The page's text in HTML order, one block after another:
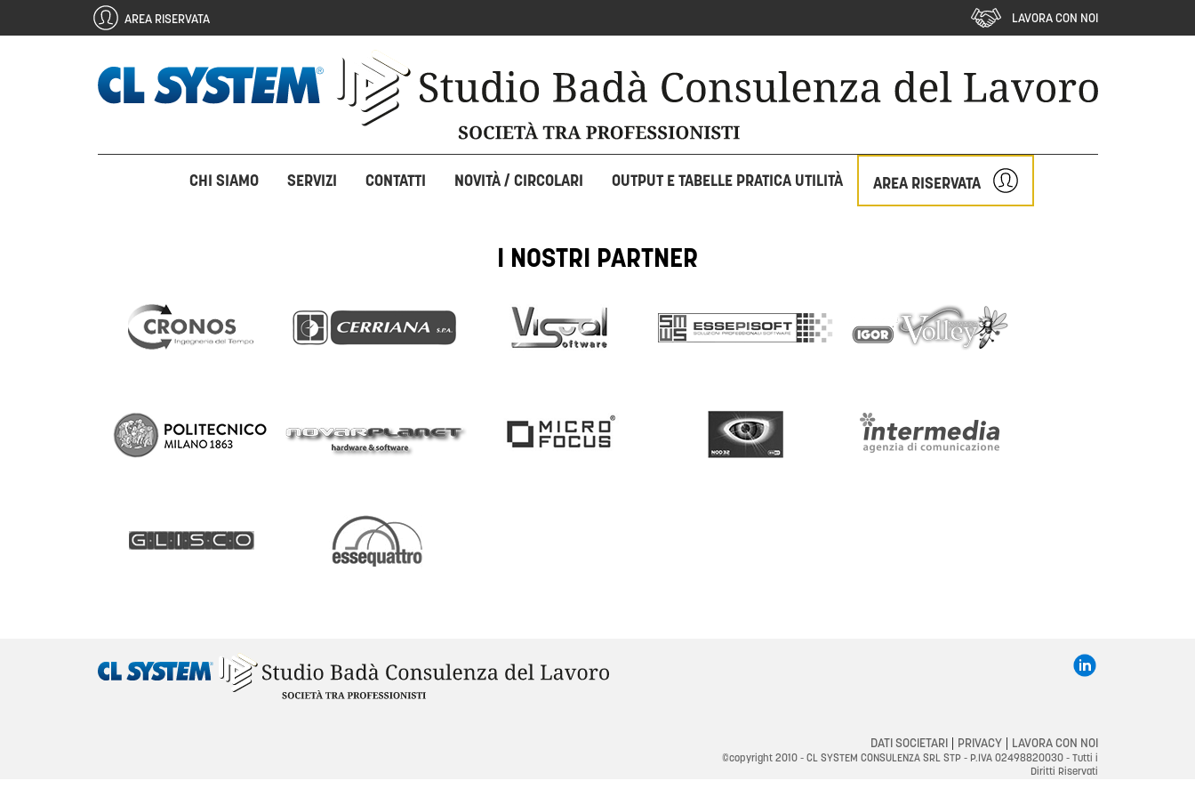
AREA RISERVATA LAVORA CON NOI
CHI SIAMO SERVIZI CONTATTI NOVITÀ / CIRCOLARI OUTPUT E TABELLE PRATICA UTILITÀ AREA RISERVATA
I NOSTRI PARTNER
DATI SOCIETARI| PRIVACY| LAVORA CON NOI
©copyright 2010 - CL SYSTEM CONSULENZA SRL STP - P.IVA 02498820030 - Tutti i
Diritti Riservati